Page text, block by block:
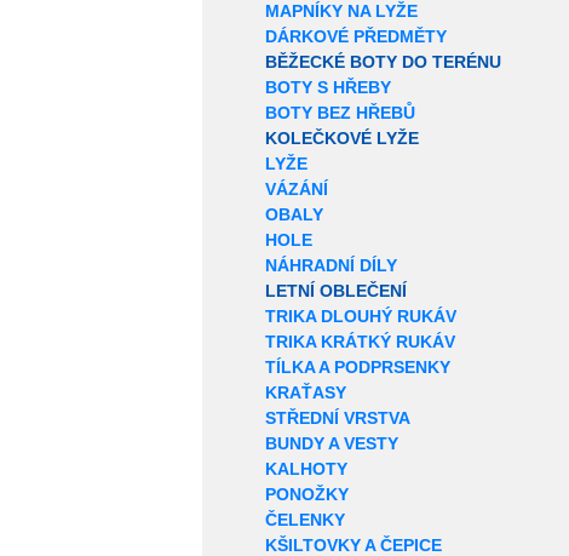
MAPNÍKY NA LYŽE
DÁRKOVÉ PŘEDMĚTY
BĚŽECKÉ BOTY DO TERÉNU
BOTY S HŘEBY
BOTY BEZ HŘEBŮ
KOLEČKOVÉ LYŽE
LYŽE
VÁZÁNÍ
OBALY
HOLE
NÁHRADNÍ DÍLY
LETNÍ OBLEČENÍ
TRIKA DLOUHÝ RUKÁV
TRIKA KRÁTKÝ RUKÁV
TÍLKA A PODPRSENKY
KRAŤASY
STŘEDNÍ VRSTVA
BUNDY A VESTY
KALHOTY
PONOŽKY
ČELENKY
KŠILTOVKY A ČEPICE